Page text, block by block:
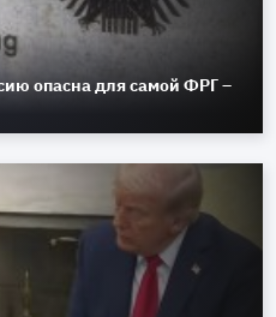
опасна для самой ФРГ –